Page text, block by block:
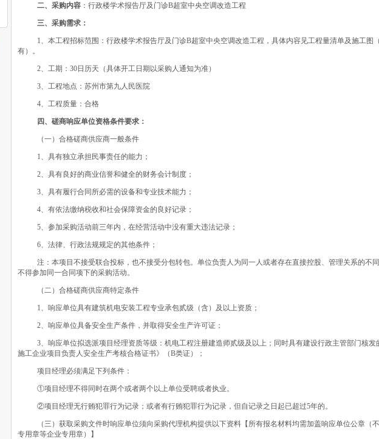
二、采购内容 ：行政楼学术报告厅及门诊B超室中央空调改造工程
三、采购需求：
1、本工程招标范围： 行政楼学术报告厅及门诊B超室中央空调改造工程 ，具体内容见工程量清单及施工图
有）。
2、工期：30日历天（具体开工日期以采购人通知为准）
3、工程地点：苏州市第九人民医院
4、工程质量：合格
四、磋商响应单位资格条件要求：
（一）合格磋商供应商一般条件
1、具有独立承担民事责任的能力；
2、具有良好的商业信誉和健全的财务会计制度；
3、具有履行合同所必需的设备和专业技术能力；
4、有依法缴纳税收和社会保障资金的良好记录；
5、参加采购活动前三年内，在经营活动中没有重大违法记录；
6、法律、行政法规规定的其他条件；
注：本项目不接受联合投标，也不接受分包转包。单位负责人为同一人或者存在直接控股、管理关系的不同
不得参加同一合同项下的采购活动。
（二）合格磋商供应商特定条件
1、响应单位具有建筑机电安装工程专业承包贰级（含）及以上资质；
2、响应单位具备安全生产条件，并取得安全生产许可证；
3、响应单位拟选派项目经理资质等级：机电工程注册建造师贰级及以上；同时具有建设行政主管部门核发
施工企业项目负责人安全生产考核合格证书》（B类证）；
项目经理必须满足下列条件：
①项目经理不得同时在两个或者两个以上单位受聘或者执业。
②项目经理无行贿犯罪行为记录；或者有行贿犯罪行为记录，但自记录之日起已超过5年的。
（三）获取采购文件时响应单位须向采购代理机构提供以下资料【所有报名材料均需加盖响应单位公章（
专用章等企业专用章）】